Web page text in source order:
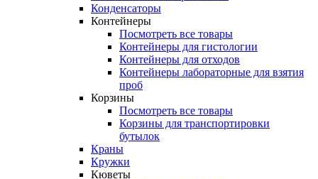
Конденсаторы
Контейнеры
Посмотреть все товары
Контейнеры для гистологии
Контейнеры для отходов
Контейнеры лабораторные для взятия
проб
Корзины
Посмотреть все товары
Корзины для транспортировки
бутылок
Краны
Кружки
Кюветы